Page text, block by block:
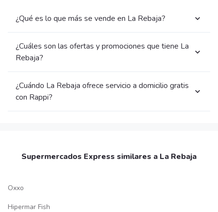
¿Qué es lo que más se vende en La Rebaja?
¿Cuáles son las ofertas y promociones que tiene La
Rebaja?
¿Cuándo La Rebaja ofrece servicio a domicilio gratis
con Rappi?
Supermercados Express similares a La Rebaja
Oxxo
Hipermar Fish